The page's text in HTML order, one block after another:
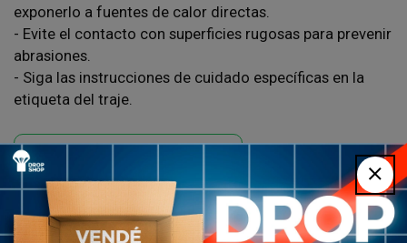
exponerlo a fuentes de calor directas.
- Evite el contacto con superficies rugosas para prevenir
abrasiones.
- Siga las instrucciones de cuidado específicas en la
etiqueta del traje.